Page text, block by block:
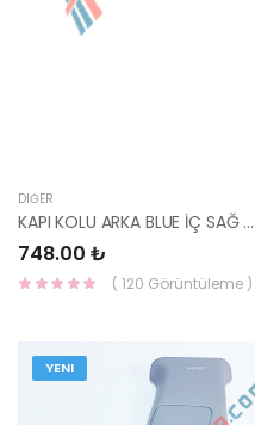
DIĞER
KAPI KOLU ARKA BLUE İÇ SAĞ ( GRİ ) 83620-1R000S4-YS
748.00 ₺
( 120 Görüntüleme )
YENI